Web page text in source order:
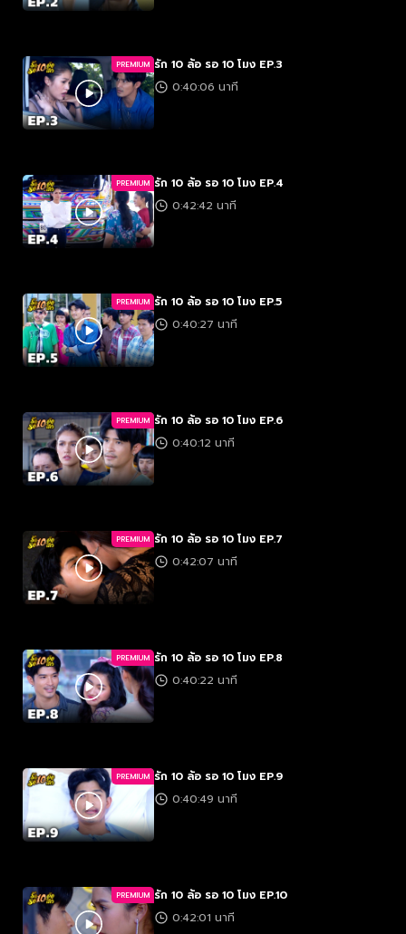
PREMIUM รัก 10 ล้อ รอ 10 โมง EP.3
0:40:06 นาที
PREMIUM รัก 10 ล้อ รอ 10 โมง EP.4
0:42:42 นาที
PREMIUM รัก 10 ล้อ รอ 10 โมง EP.5
0:40:27 นาที
PREMIUM รัก 10 ล้อ รอ 10 โมง EP.6
0:40:12 นาที
PREMIUM รัก 10 ล้อ รอ 10 โมง EP.7
0:42:07 นาที
PREMIUM รัก 10 ล้อ รอ 10 โมง EP.8
0:40:22 นาที
PREMIUM รัก 10 ล้อ รอ 10 โมง EP.9
0:40:49 นาที
PREMIUM รัก 10 ล้อ รอ 10 โมง EP.10
0:42:01 นาที